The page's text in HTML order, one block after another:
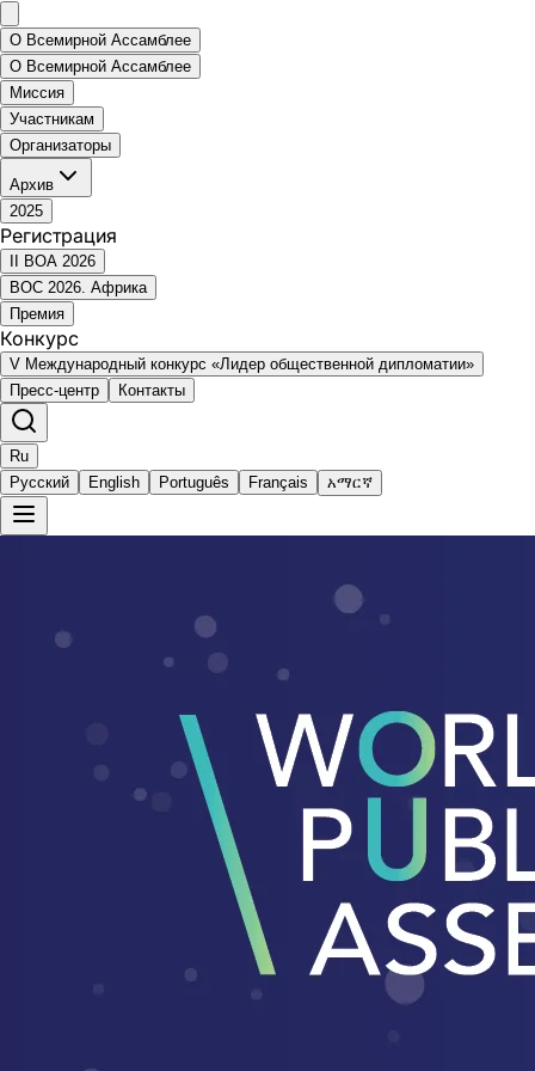
О Всемирной Ассамблее
О Всемирной Ассамблее
Миссия
Участникам
Организаторы
Архив
2025
Регистрация
II ВОА 2026
ВОС 2026. Африка
Премия
Конкурс
V Международный конкурс «Лидер общественной дипломатии»
Пресс-центр
Контакты
Ru
Русский
English Português Français አማርኛ